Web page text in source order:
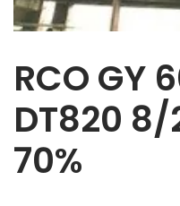
RCO GY
DT820 8/
70%